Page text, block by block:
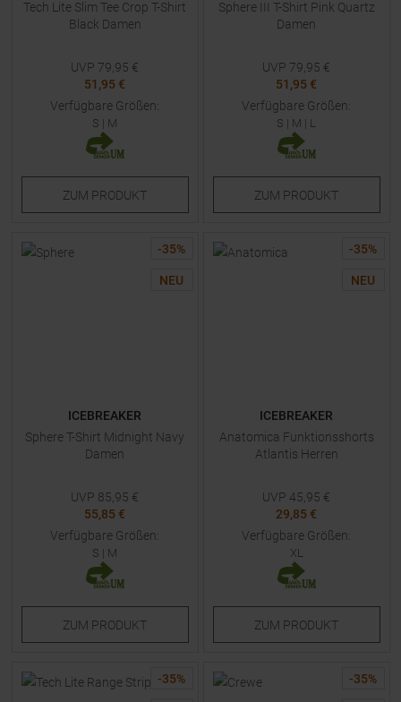
Tech Lite Slim Tee Crop T-Shirt
Black Damen
UVP 79,95 €
51,95 €
Verfügbare Größen:
S | M
ZUM PRODUKT
Sphere III T-Shirt Pink Quartz
Damen
UVP 79,95 €
51,95 €
Verfügbare Größen:
S | M | L
ZUM PRODUKT
-35%
NEU
ICEBREAKER
Sphere T-Shirt Midnight Navy
Damen
UVP 85,95 €
55,85 €
Verfügbare Größen:
S | M
ZUM PRODUKT
-35%
NEU
ICEBREAKER
Anatomica Funktionsshorts
Atlantis Herren
UVP 45,95 €
29,85 €
Verfügbare Größen:
XL
ZUM PRODUKT
-35% -35%